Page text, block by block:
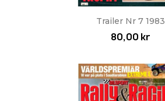
Trailer Nr 7 1983
80,00 kr